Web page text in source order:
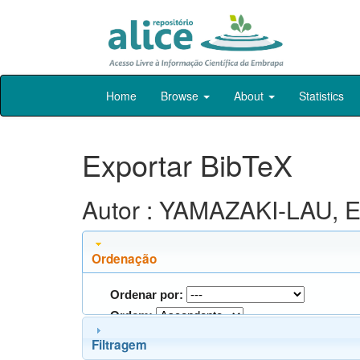
Skip
Home Browse About Statistics
Exportar BibTeX
Autor : YAMAZAKI-LAU,
Ordenação
Ordenar por:
Ordem:
Filtragem